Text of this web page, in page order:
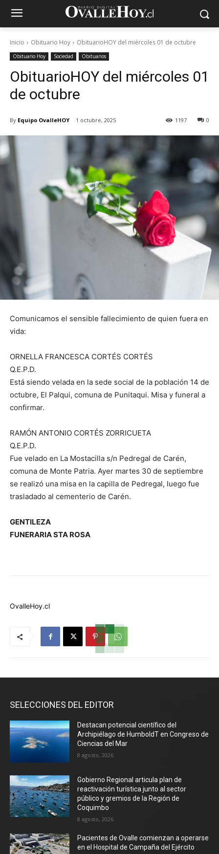
Inicio Obituario Hoy ObituarioHOY del miércoles 01 de octubre
Obituario Hoy Sociedad Obituarios
ObituarioHOY del miércoles 01
de octubre
By Equipo OvalleHOY 1 octubre, 2025 0
1197
Comunicamos el sensible fallecimiento de quien fuera en
vida:
ORNELLA FRANCESCA CORTÉS CORTÉS
Q.E.P.D.
Está siendo velada en la sede social de la población 14 de
octubre, El Palqui, comuna de Punitaqui. Misa y funeral a
confirmar.
RAMÓN ANTONIO CORTÉS ZORRICUETA
Q.E.P.D.
Fue velado en La Mostacilla s/n Pedregal de Carén,
comuna de Monte Patria. Ayer martes 30 de septiembre
se realizó una misa en la capilla de Pedregal, luego fue
trasladado al cementerio de Carén.
GENTILEZA
FUNERARIA STA ROSA
OvalleHoy.cl
SELECCIONES DEL EDITOR
Destacan potencial científico del
Archipiélago de HumboldT en Congreso de
Ciencias del Mar
8 agosto, 2026
Gobierno Regional articula plan de
reactivación turística junto al sector
público y gremios de la Región de
Coquimbo
8 agosto, 2026
Pacientes de Ovalle comienzan a operarse
en el Hospital de Campaña del Ejército